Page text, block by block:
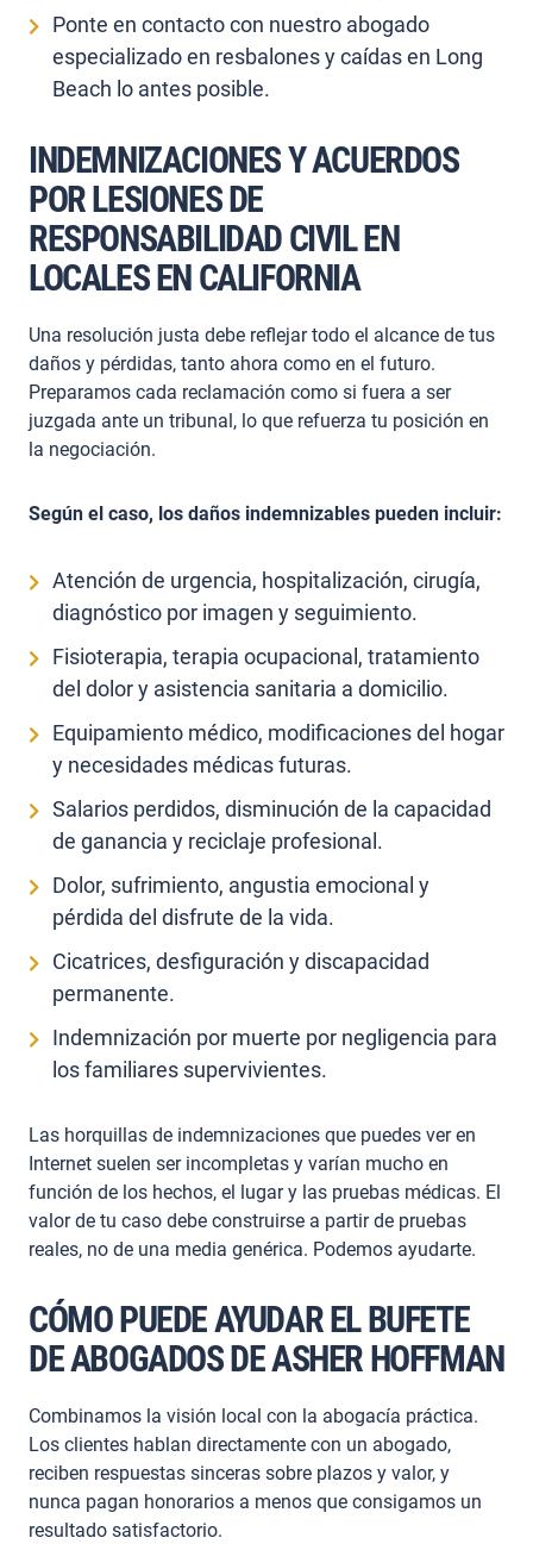
Ponte en contacto con nuestro abogado
especializado en resbalones y caídas en Long
Beach lo antes posible.
INDEMNIZACIONES Y ACUERDOS
POR LESIONES DE
RESPONSABILIDAD CIVIL EN
LOCALES EN CALIFORNIA
Una resolución justa debe reflejar todo el alcance de tus
daños y pérdidas, tanto ahora como en el futuro.
Preparamos cada reclamación como si fuera a ser
juzgada ante un tribunal, lo que refuerza tu posición en
la negociación.
Según el caso, los daños indemnizables pueden incluir:
Atención de urgencia, hospitalización, cirugía,
diagnóstico por imagen y seguimiento.
Fisioterapia, terapia ocupacional, tratamiento
del dolor y asistencia sanitaria a domicilio.
Equipamiento médico, modificaciones del hogar
y necesidades médicas futuras.
Salarios perdidos, disminución de la capacidad
de ganancia y reciclaje profesional.
Dolor, sufrimiento, angustia emocional y
pérdida del disfrute de la vida.
Cicatrices, desfiguración y discapacidad
permanente.
Indemnización por muerte por negligencia para
los familiares supervivientes.
Las horquillas de indemnizaciones que puedes ver en
Internet suelen ser incompletas y varían mucho en
función de los hechos, el lugar y las pruebas médicas. El
valor de tu caso debe construirse a partir de pruebas
reales, no de una media genérica. Podemos ayudarte.
CÓMO PUEDE AYUDAR EL BUFETE
DE ABOGADOS DE ASHER HOFFMAN
Combinamos la visión local con la abogacía práctica.
Los clientes hablan directamente con un abogado,
reciben respuestas sinceras sobre plazos y valor, y
nunca pagan honorarios a menos que consigamos un
resultado satisfactorio.